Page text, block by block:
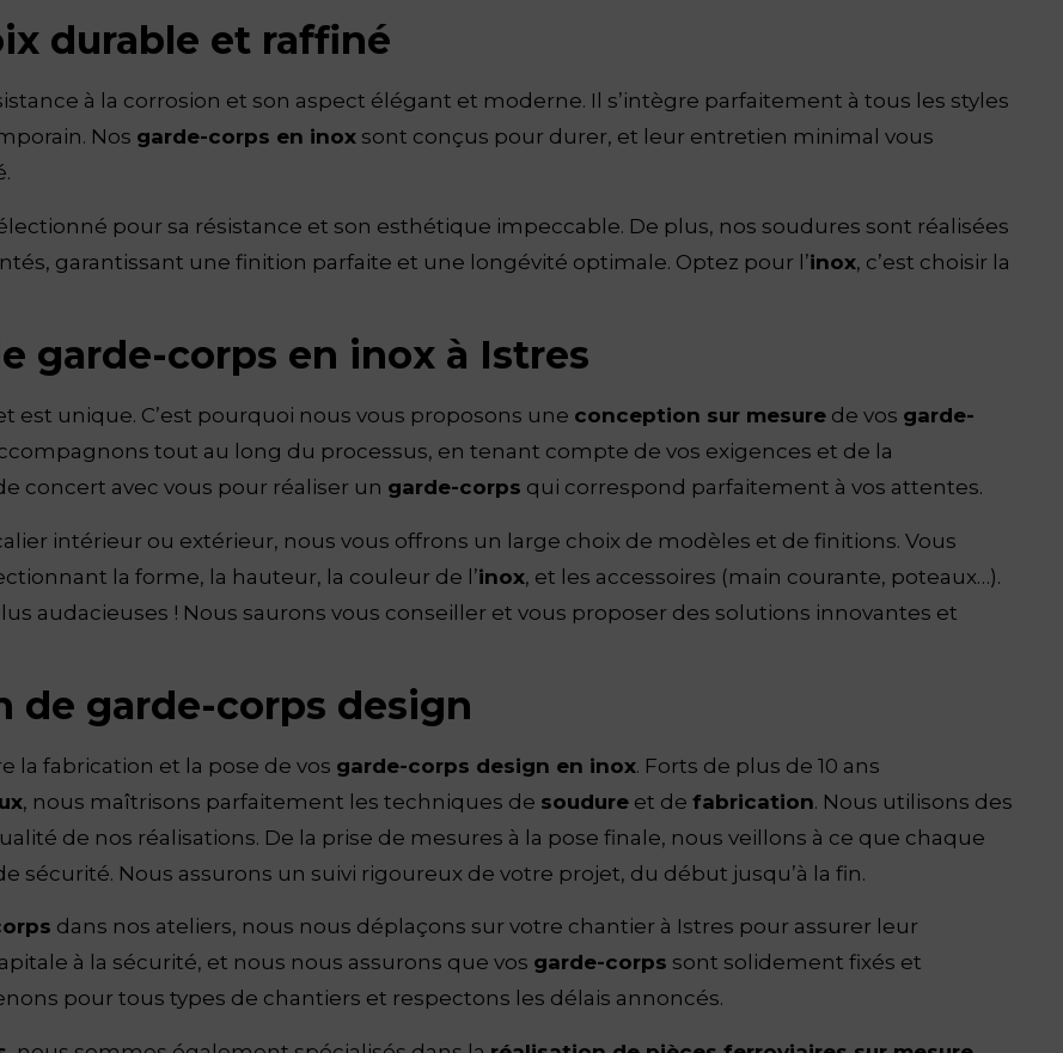
durable et raffiné
à la corrosion et son aspect élégant et moderne. Il s’intègre parfaitement à tous les styles
Nos garde-corps en inox sont conçus pour durer, et leur entretien minimal vous
pour sa résistance et son esthétique impeccable. De plus, nos soudures sont réalisées
garantissant une finition parfaite et une longévité optimale. Optez pour l’inox, c’est choisir la
garde-corps en inox à Istres
est unique. C’est pourquoi nous vous proposons une conception sur mesure de vos garde-
tout au long du processus, en tenant compte de vos exigences et de la
concert avec vous pour réaliser un garde-corps qui correspond parfaitement à vos attentes.
intérieur ou extérieur, nous vous offrons un large choix de modèles et de finitions. Vous
la forme, la hauteur, la couleur de l’inox, et les accessoires (main courante, poteaux…).
audacieuses ! Nous saurons vous conseiller et vous proposer des solutions innovantes et
de garde-corps design
la fabrication et la pose de vos garde-corps design en inox. Forts de plus de 10 ans
, nous maîtrisons parfaitement les techniques de soudure et de fabrication. Nous utilisons des
de nos réalisations. De la prise de mesures à la pose finale, nous veillons à ce que chaque
sécurité. Nous assurons un suivi rigoureux de votre projet, du début jusqu’à la fin.
dans nos ateliers, nous nous déplaçons sur votre chantier à Istres pour assurer leur
à la sécurité, et nous nous assurons que vos garde-corps sont solidement fixés et
pour tous types de chantiers et respectons les délais annoncés.